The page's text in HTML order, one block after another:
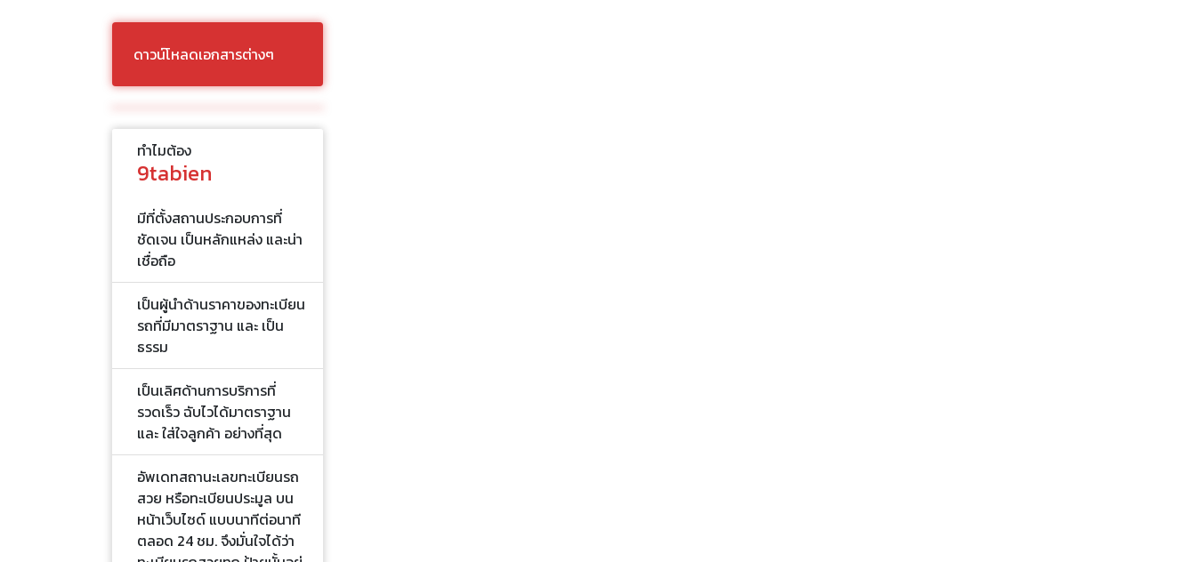
ดาวน์โหลดเอกสารต่างๆ
ทำไมต้อง
9tabien
มีที่ตั้งสถานประกอบการที่
ชัดเจน เป็นหลักแหล่ง และน่า
เชื่อถือ
เป็นผู้นำด้านราคาของทะเบียน
รถที่มีมาตราฐาน และ เป็น
ธรรม
เป็นเลิศด้านการบริการที่
รวดเร็ว ฉับไวได้มาตราฐาน
และ ใส่ใจลูกค้า อย่างที่สุด
อัพเดทสถานะเลขทะเบียนรถ
สวย หรือทะเบียนประมูล บน
หน้าเว็บไซด์ แบบนาทีต่อนาที
ตลอด 24 ชม. จึงมั่นใจได้ว่า